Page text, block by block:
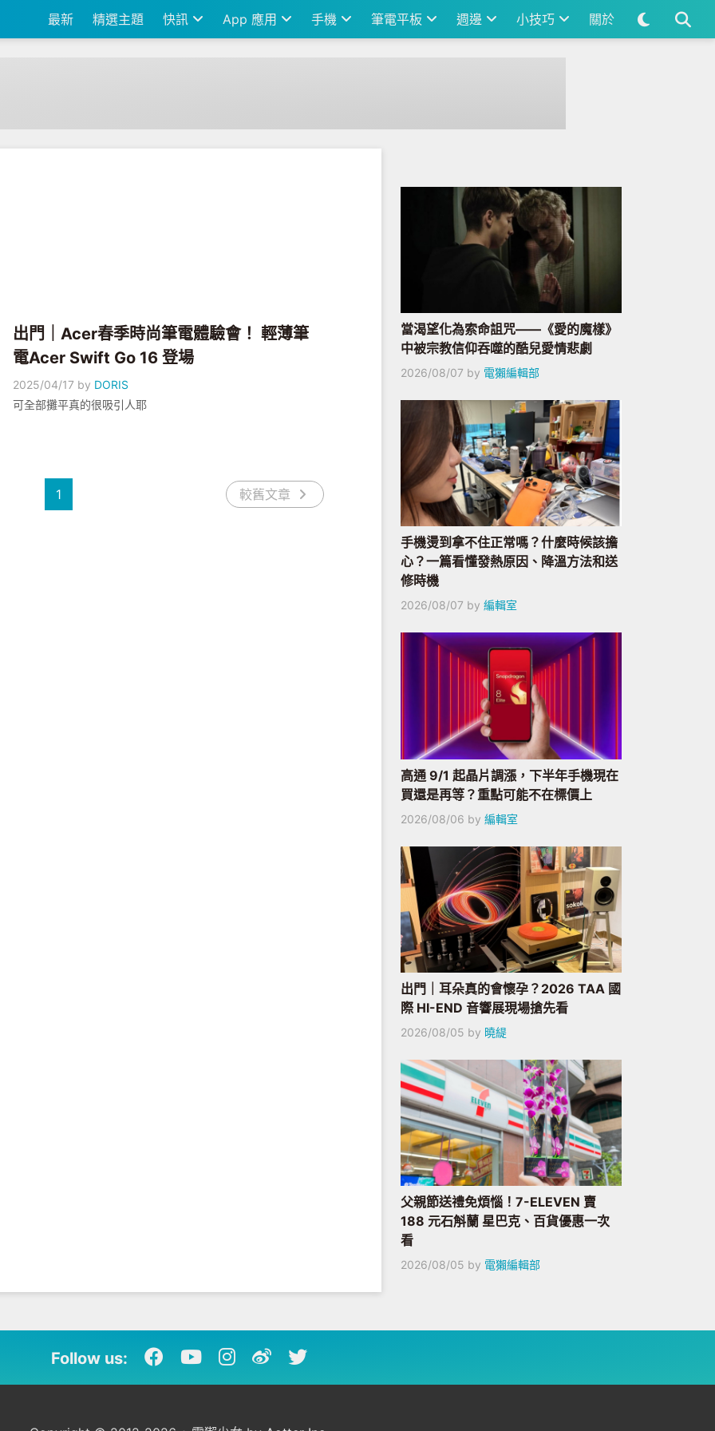
最新 精選主題 快訊 App 應用 手機 筆電平板 週邊 小技巧 關於
出門｜Acer春季時尚筆電體驗會！ 輕薄筆
電Acer Swift Go 16 登場
2025/04/17 by DORIS
可全部攤平真的很吸引人耶
1 較舊文章
當渴望化為索命詛咒——《愛的魔樣》
中被宗教信仰吞噬的酷兒愛情悲劇
2026/08/07 by 電獺編輯部
手機燙到拿不住正常嗎？什麼時候該擔
心？一篇看懂發熱原因、降溫方法和送
修時機
2026/08/07 by 編輯室
高通 9/1 起晶片調漲，下半年手機現在
買還是再等？重點可能不在標價上
2026/08/06 by 編輯室
出門｜耳朵真的會懷孕？2026 TAA 國
際 HI-END 音響展現場搶先看
2026/08/05 by 曉緹
父親節送禮免煩惱！7-ELEVEN 賣
188 元石斛蘭 星巴克、百貨優惠一次
看
2026/08/05 by 電獺編輯部
Follow us: